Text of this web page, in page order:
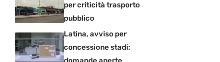
per criticità trasporto
pubblico
Latina, avviso per
concessione stadi: